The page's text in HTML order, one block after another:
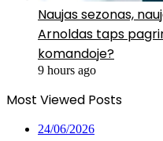
Naujas sezonas,
Arnoldas taps
komandoje?
9 hours ago
Most Viewed Posts
24/06/2026